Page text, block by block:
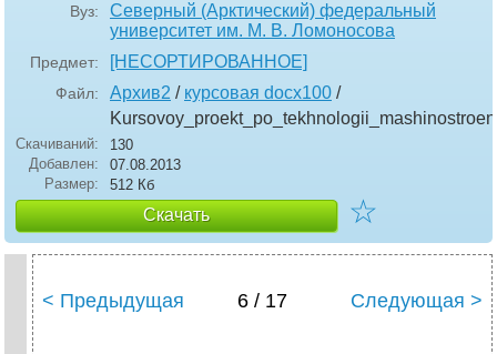
Вуз:
Северный (Арктический) федеральный
университет им. М. В. Ломоносова
Предмет: [НЕСОРТИРОВАННОЕ]
Файл: Архив2 / курсовая docx100 /
Скачиваний:
130
Добавлен:
07.08.2013
Размер:
512 Кб
Скачать ☆
< Предыдущая 6 / 17 Следующая >